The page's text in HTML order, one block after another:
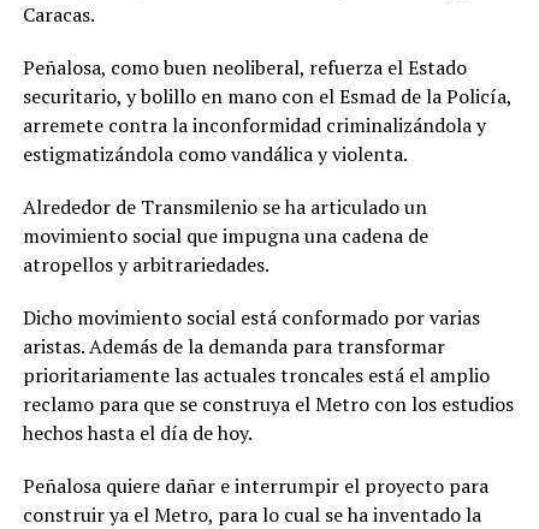
Caracas.
Peñalosa, como buen neoliberal, refuerza el Estado
securitario, y bolillo en mano con el Esmad de la Policía,
arremete contra la inconformidad criminalizándola y
estigmatizándola como vandálica y violenta.
Alrededor de Transmilenio se ha articulado un
movimiento social que impugna una cadena de
atropellos y arbitrariedades.
Dicho movimiento social está conformado por varias
aristas. Además de la demanda para transformar
prioritariamente las actuales troncales está el amplio
reclamo para que se construya el Metro con los estudios
hechos hasta el día de hoy.
Peñalosa quiere dañar e interrumpir el proyecto para
construir ya el Metro, para lo cual se ha inventado la